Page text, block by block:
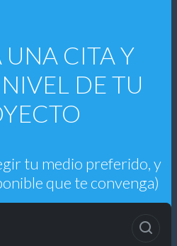
CITA Y
DE TU
tu medio preferido, y
que te convenga)